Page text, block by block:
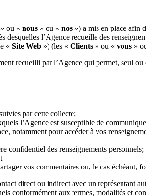
» ou « nous » ou « nos ») a mis en place afin
desquelles l’Agence recueille des
« Site Web ») (les « Clients » ou « vous »
recueilli par l’Agence qui permet, seul
par cette collecte;
l’Agence est susceptible de
notamment pour accéder à vos
confidentiel des renseignements personnels;
vos commentaires ou, le cas échéant,
direct ou indirect avec un représentant
conformément aux termes, modalités et